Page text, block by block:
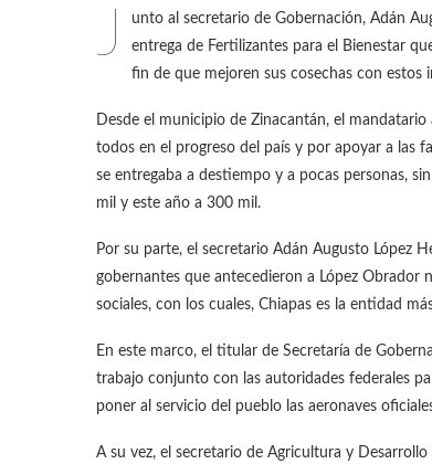
J
unto al secretario de Gobernación, Adán
entrega de Fertilizantes para el Bienestar
fin de que mejoren sus cosechas con
Desde el municipio de Zinacantán, el
todos en el progreso del país y por apoyar a las
se entregaba a destiempo y a pocas personas,
mil y este año a 300 mil.
Por su parte, el secretario Adán Augusto López
gobernantes que antecedieron a López Obrador
sociales, con los cuales, Chiapas es la entidad
En este marco, el titular de Secretaría de
trabajo conjunto con las autoridades federales
poner al servicio del pueblo las aeronaves
A su vez, el secretario de Agricultura y